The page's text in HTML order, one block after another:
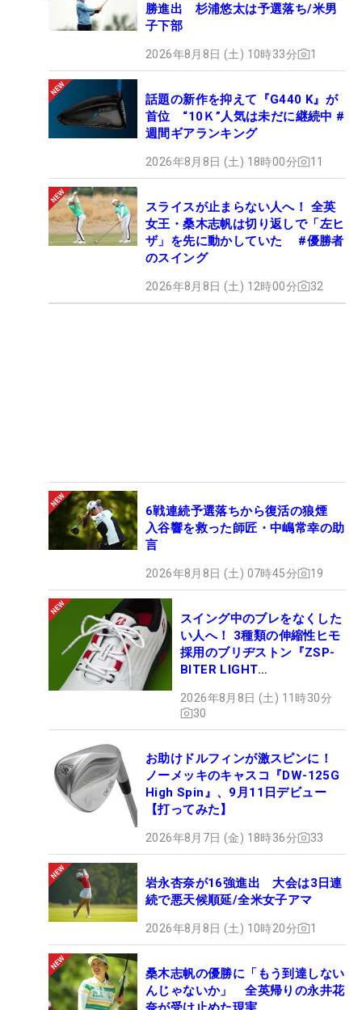
勝進出 杉浦悠太は予選落ち/米男
子下部
2026年8月8日 (土) 10時33分 1
話題の新作を抑えて『G440 K』が
首位 “10Ｋ”人気は未だに継続中 #
週間ギアランキング
2026年8月8日 (土) 18時00分 11
スライスが止まらない人へ！ 全英
女王・桑木志帆は切り返しで「左ヒ
ザ」を先に動かしていた #優勝者
のスイング
2026年8月8日 (土) 12時00分 32
6戦連続予選落ちから復活の狼煙
入谷響を救った師匠・中嶋常幸の助
言
2026年8月8日 (土) 07時45分 19
スイング中のブレをなくした
い人へ！ 3種類の伸縮性ヒモ
採用のブリヂストン『ZSP-
BITER LIGHT
ュー
2026年8月8日 (土) 11時30分
30
お助けドルフィンが激スピンに！
ノーメッキのキャスコ『DW-125G
High Spin』、9月11日デビュー
【打ってみた】
2026年8月7日 (金) 18時36分 33
岩永杏奈が16強進出 大会は3日連
続で悪天候順延/全米女子アマ
2026年8月8日 (土) 10時20分 1
桑木志帆の優勝に「もう到達しない
んじゃないか」 全英帰りの永井花